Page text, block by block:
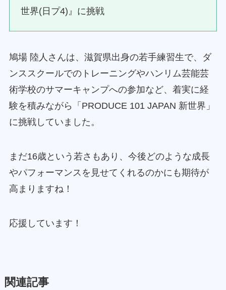
世界(日プ4)』に挑戦
鳩場 陸人さんは、滋賀県出身の若手練習生で、ダ
ンススクールでのトレーニングやハンリム芸能芸
術学校のサマーキャンプへの参加など、着実に経
験を積みながら「PRODUCE 101 JAPAN 新世界」
に挑戦していました。
まだ16歳という若さもあり、今後どのような成長
やパフォーマンスを見せてくれるのかにも期待が
高まりますね！
応援しています！
関連記事